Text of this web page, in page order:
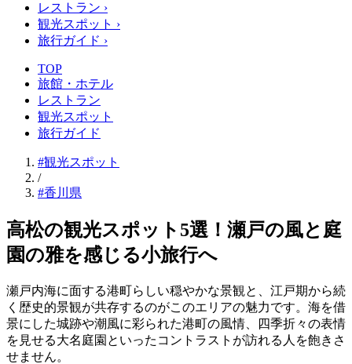
レストラン ›
観光スポット ›
旅行ガイド ›
TOP
旅館・ホテル
レストラン
観光スポット
旅行ガイド
#観光スポット
/
#香川県
高松の観光スポット5選！瀬戸の風と庭
園の雅を感じる小旅行へ
瀬戸内海に面する港町らしい穏やかな景観と、江戸期から続
く歴史的景観が共存するのがこのエリアの魅力です。海を借
景にした城跡や潮風に彩られた港町の風情、四季折々の表情
を見せる大名庭園といったコントラストが訪れる人を飽きさ
せません。